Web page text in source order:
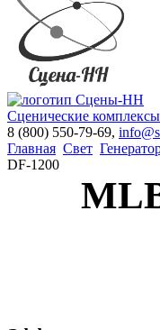
Сценические комплексы
8 (800) 550-79-69,
Главная Свет
DF-1200